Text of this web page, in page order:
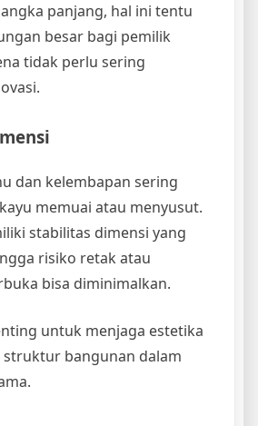
panjang, hal ini tentu
besar bagi pemilik
tidak perlu sering
dan kelembapan sering
memuai atau menyusut.
stabilitas dimensi yang
risiko retak atau
bisa diminimalkan.
untuk menjaga estetika
struktur bangunan dalam